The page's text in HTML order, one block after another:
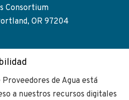
Consortium
OR 97204
de Agua está
a nuestros recursos digitales